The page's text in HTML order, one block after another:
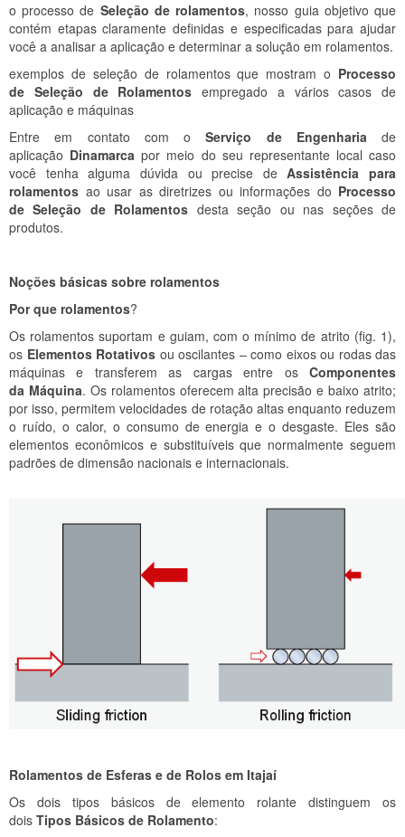
o processo de Seleção de rolamentos, nosso guia objetivo que
contém etapas claramente definidas e especificadas para ajudar
você a analisar a aplicação e determinar a solução em rolamentos.
exemplos de seleção de rolamentos que mostram o Processo
de Seleção de Rolamentos empregado a vários casos de
aplicação e máquinas
Entre em contato com oServiço de Engenhariade
aplicação Dinamarca por meio do seu representante local caso
você tenha alguma dúvida ou precise deAssistência para
rolamentos ao usar as diretrizes ou informações do Processo
de Seleção de Rolamentos desta seção ou nas seções de
produtos.
Noções básicas sobre rolamentos
Por que rolamentos?
Os rolamentos suportam e guiam, com o mínimo de atrito (fig. 1),
os Elementos Rotativos ou oscilantes – como eixos ou rodas das
máquinas e transferem as cargas entre osComponentes
da Máquina. Os rolamentos oferecem alta precisão e baixo atrito;
por isso, permitem velocidades de rotação altas enquanto reduzem
o ruído, o calor, o consumo de energia e o desgaste. Eles são
elementos econômicos e substituíveis que normalmente seguem
padrões de dimensão nacionais e internacionais.
Rolamentos de Esferas e de Rolos em Itajaí
Os dois tipos básicos de elemento rolante distinguem os
dois Tipos Básicos de Rolamento: